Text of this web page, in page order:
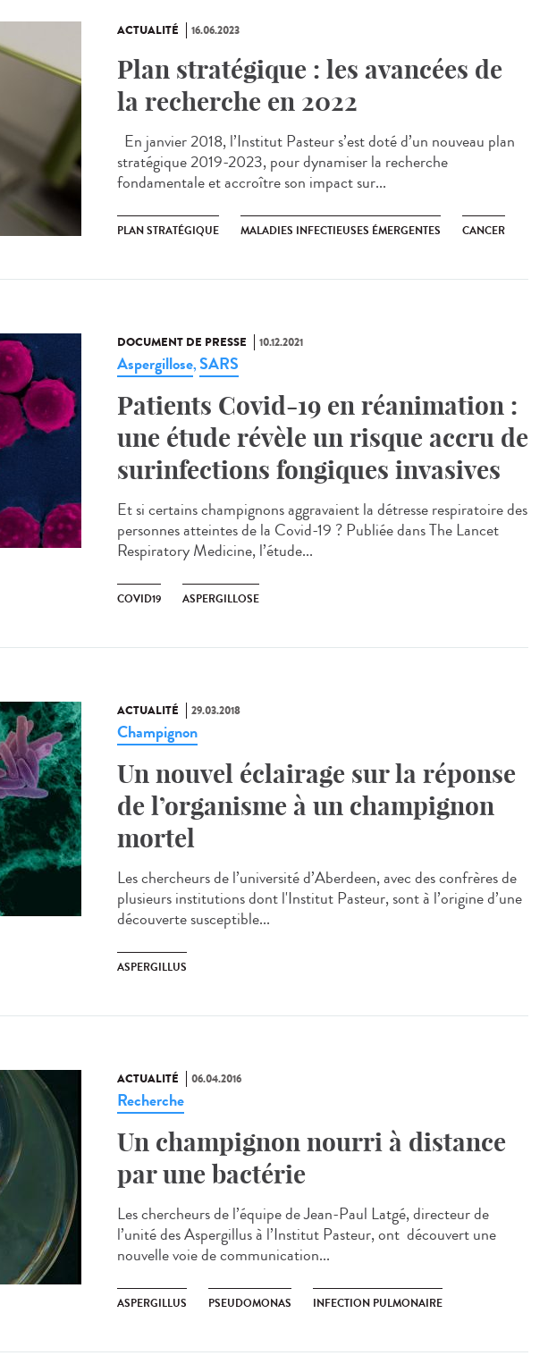
ACTUALITÉ 16.06.2023
Plan stratégique : les avancées de
la recherche en 2022
En janvier 2018, l’Institut Pasteur s’est doté d’un nouveau plan
stratégique 2019-2023, pour dynamiser la recherche
fondamentale et accroître son impact sur...
PLAN STRATÉGIQUE MALADIES INFECTIEUSES ÉMERGENTES CANCER
DOCUMENT DE PRESSE 10.12.2021
Aspergillose,SARS
Patients Covid-19 en réanimation :
une étude révèle un risque accru de
surinfections fongiques invasives
Et si certains champignons aggravaient la détresse respiratoire des
personnes atteintes de la Covid-19 ? Publiée dans The Lancet
Respiratory Medicine, l’étude...
COVID19 ASPERGILLOSE
ACTUALITÉ 29.03.2018
Champignon
Un nouvel éclairage sur la réponse
de l’organisme à un champignon
mortel
Les chercheurs de l’université d’Aberdeen, avec des confrères de
plusieurs institutions dont l'Institut Pasteur, sont à l’origine d’une
découverte susceptible...
ASPERGILLUS
ACTUALITÉ 06.04.2016
Recherche
Un champignon nourri à distance
par une bactérie
Les chercheurs de l’équipe de Jean-Paul Latgé, directeur de
l’unité des Aspergillus à l’Institut Pasteur, ont découvert une
nouvelle voie de communication...
ASPERGILLUS PSEUDOMONAS INFECTION PULMONAIRE